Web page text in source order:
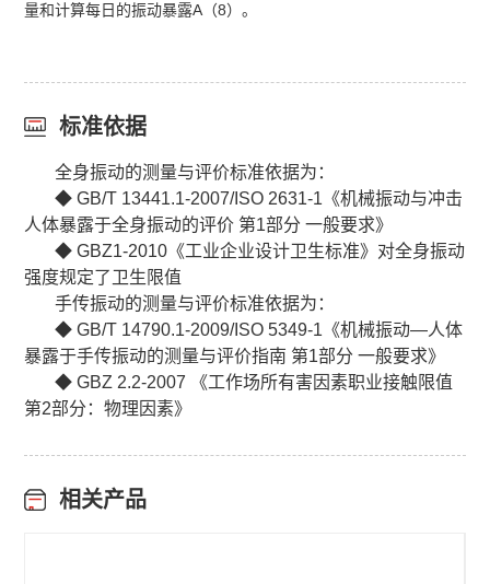
量和计算每日的振动暴露A（8）。
标准依据
全身振动的测量与评价标准依据为：
◆ GB/T 13441.1-2007/ISO 2631-1《机械振动与冲击
人体暴露于全身振动的评价 第1部分 一般要求》
◆ GBZ1-2010《工业企业设计卫生标准》对全身振动
强度规定了卫生限值
手传振动的测量与评价标准依据为：
◆ GB/T 14790.1-2009/ISO 5349-1《机械振动—人体
暴露于手传振动的测量与评价指南 第1部分 一般要求》
◆ GBZ 2.2-2007 《工作场所有害因素职业接触限值
第2部分：物理因素》
相关产品